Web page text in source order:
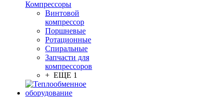
Компрессоры
Винтовой
компрессор
Поршневые
Ротационные
Спиральные
Запчасти для
компрессоров
+ ЕЩЕ 1